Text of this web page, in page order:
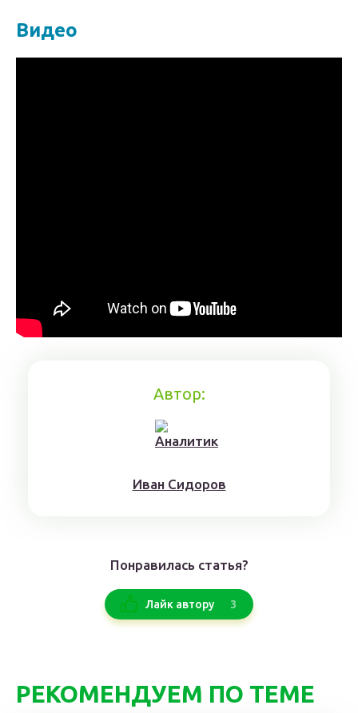
Видео
Автор:
Ивaн Сидoрoв
Понравилась статья?
Лайк автору 3
РЕКОМЕНДУЕМ ПО ТЕМЕ